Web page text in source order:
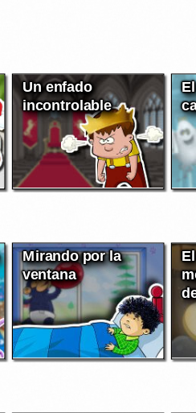
Un enfado
incontrolable
Mirando por la
ventana